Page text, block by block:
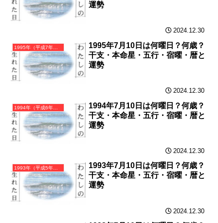
運勢
2024.12.30
1995年（平成7年）乙亥（きのとい）・亥年（いのしし年）カレンダー（月曜はじまり）
1995年7月10日は何曜日？何歳？
干支・本命星・五行・宿曜・暦と
運勢
2024.12.30
1994年（平成6年）甲戌（きのえいぬ）・戌年（いぬ年）カレンダー（月曜はじまり）
1994年7月10日は何曜日？何歳？
干支・本命星・五行・宿曜・暦と
運勢
2024.12.30
1993年（平成5年）癸酉（みずのととり）・酉年（とり年）カレンダー（月曜はじまり）
1993年7月10日は何曜日？何歳？
干支・本命星・五行・宿曜・暦と
運勢
2024.12.30